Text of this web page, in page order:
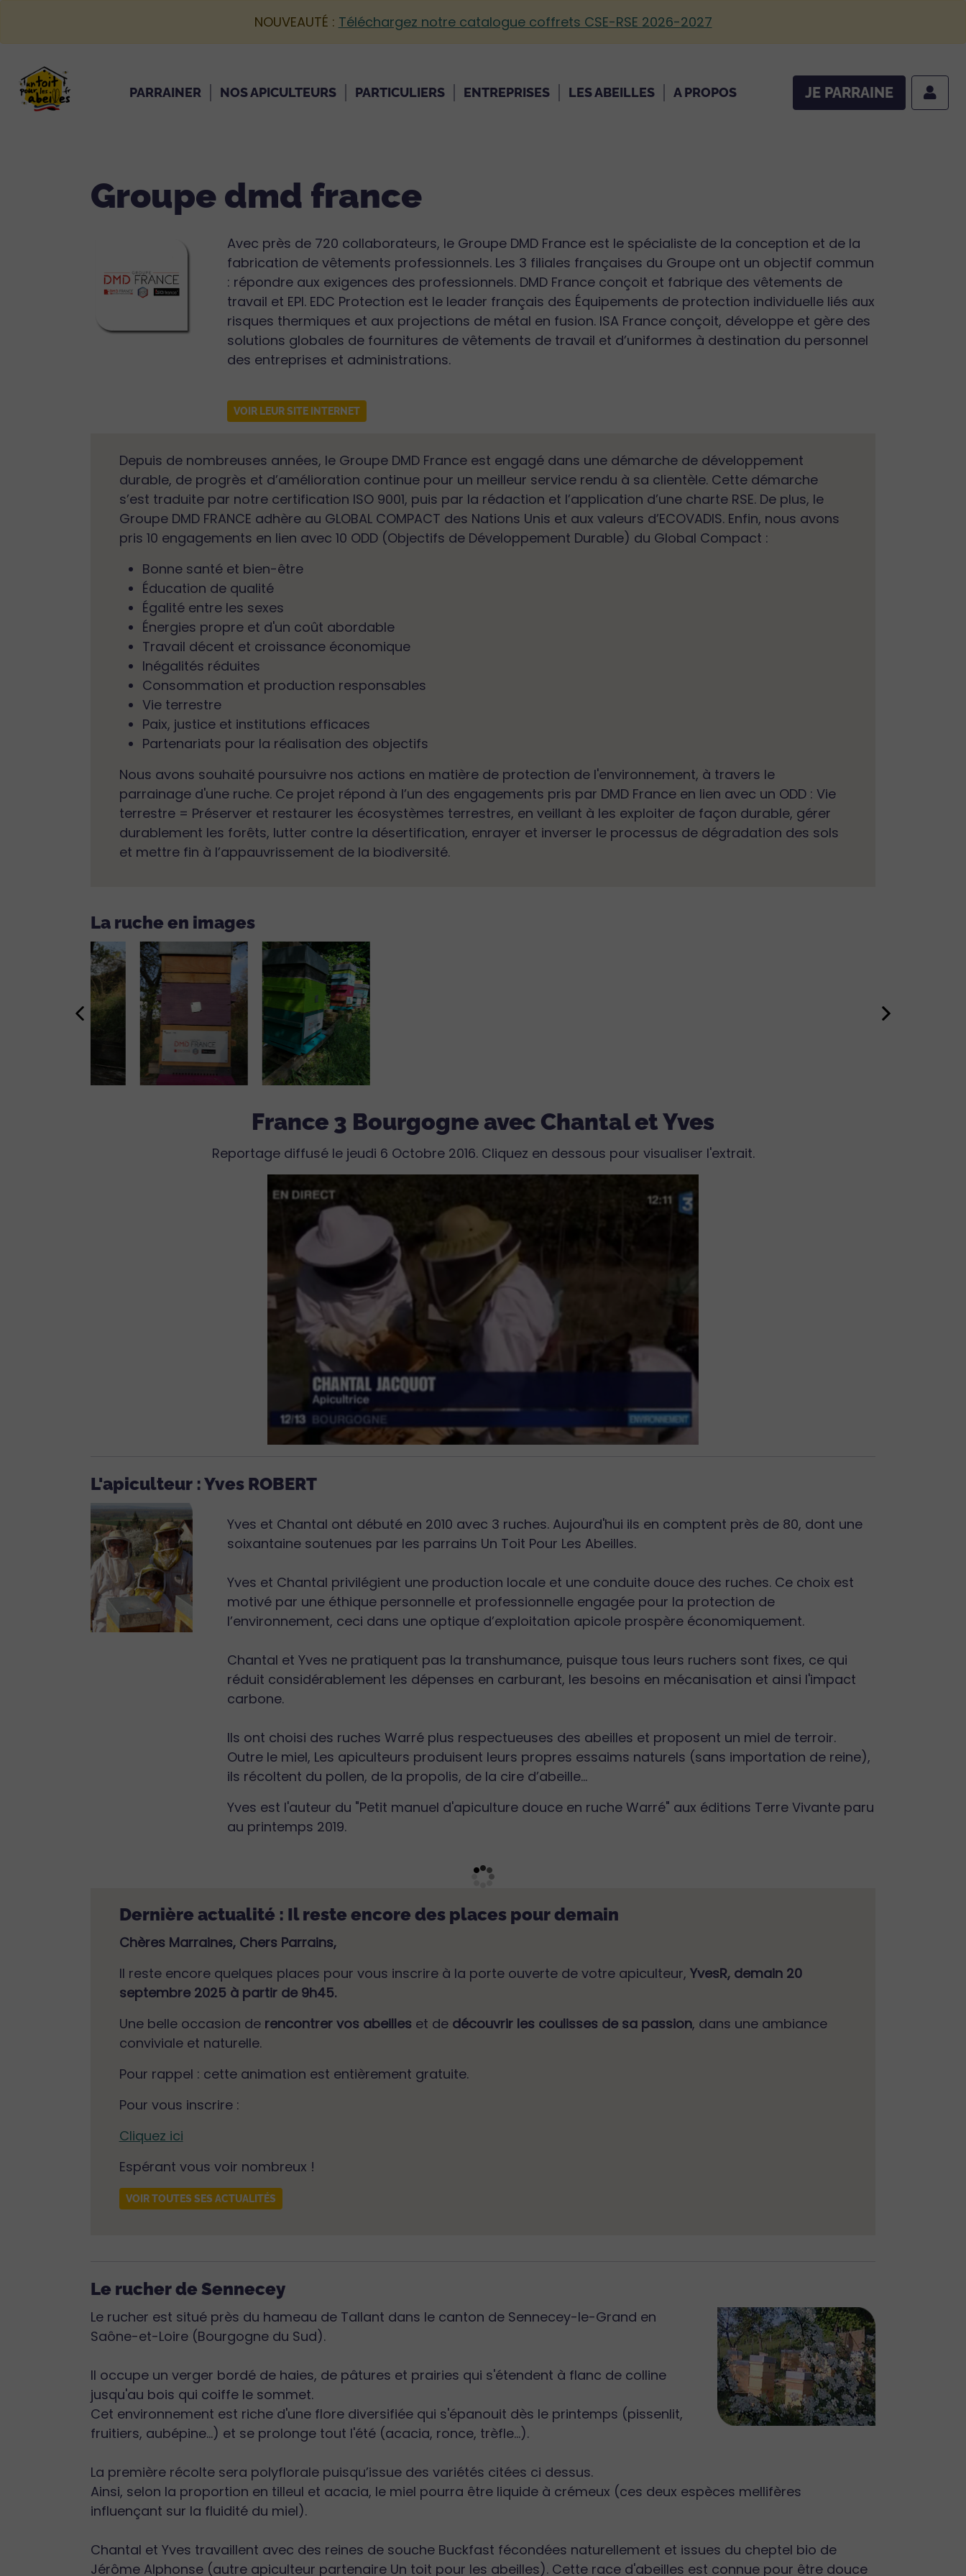
NOUVEAUTÉ : Téléchargez notre catalogue coffrets CSE-RSE 2026-2027
PARRAINER NOS APICULTEURS PARTICULIERS ENTREPRISES LES ABEILLES A PROPOS JE PARRAINE
Groupe dmd france
Avec près de 720 collaborateurs, le Groupe DMD France est le spécialiste de la conception et de la
fabrication de vêtements professionnels. Les 3 filiales françaises du Groupe ont un objectif commun
: répondre aux exigences des professionnels. DMD France conçoit et fabrique des vêtements de
travail et EPI. EDC Protection est le leader français des Équipements de protection individuelle liés aux
risques thermiques et aux projections de métal en fusion. ISA France conçoit, développe et gère des
solutions globales de fournitures de vêtements de travail et d’uniformes à destination du personnel
des entreprises et administrations.
VOIR LEUR SITE INTERNET
Depuis de nombreuses années, le Groupe DMD France est engagé dans une démarche de développement
durable, de progrès et d’amélioration continue pour un meilleur service rendu à sa clientèle. Cette démarche
s’est traduite par notre certification ISO 9001, puis par la rédaction et l’application d’une charte RSE. De plus, le
Groupe DMD FRANCE adhère au GLOBAL COMPACT des Nations Unis et aux valeurs d’ECOVADIS. Enfin, nous avons
pris 10 engagements en lien avec 10 ODD (Objectifs de Développement Durable) du Global Compact :
Bonne santé et bien-être
Éducation de qualité
Égalité entre les sexes
Énergies propre et d'un coût abordable
Travail décent et croissance économique
Inégalités réduites
Consommation et production responsables
Vie terrestre
Paix, justice et institutions efficaces
Partenariats pour la réalisation des objectifs
Nous avons souhaité poursuivre nos actions en matière de protection de l'environnement, à travers le
parrainage d'une ruche. Ce projet répond à l’un des engagements pris par DMD France en lien avec un ODD : Vie
terrestre = Préserver et restaurer les écosystèmes terrestres, en veillant à les exploiter de façon durable, gérer
durablement les forêts, lutter contre la désertification, enrayer et inverser le processus de dégradation des sols
et mettre fin à l’appauvrissement de la biodiversité.
La ruche en images
France 3 Bourgogne avec Chantal et Yves
Reportage diffusé le jeudi 6 Octobre 2016. Cliquez en dessous pour visualiser l'extrait.
L'apiculteur : Yves ROBERT
Yves et Chantal ont débuté en 2010 avec 3 ruches. Aujourd'hui ils en comptent près de 80, dont une
soixantaine soutenues par les parrains Un Toit Pour Les Abeilles.
Yves et Chantal privilégient une production locale et une conduite douce des ruches. Ce choix est
motivé par une éthique personnelle et professionnelle engagée pour la protection de
l’environnement, ceci dans une optique d’exploitation apicole prospère économiquement.
Chantal et Yves ne pratiquent pas la transhumance, puisque tous leurs ruchers sont fixes, ce qui
réduit considérablement les dépenses en carburant, les besoins en mécanisation et ainsi l'impact
carbone.
Ils ont choisi des ruches Warré plus respectueuses des abeilles et proposent un miel de terroir.
Outre le miel, Les apiculteurs produisent leurs propres essaims naturels (sans importation de reine),
ils récoltent du pollen, de la propolis, de la cire d’abeille...
Yves est l'auteur du "Petit manuel d'apiculture douce en ruche Warré" aux éditions Terre Vivante paru
au printemps 2019.
Dernière actualité : Il reste encore des places pour demain
Chères Marraines, Chers Parrains,
Il reste encore quelques places pour vous inscrire à la porte ouverte de votre apiculteur, YvesR, demain 20
septembre 2025 à partir de 9h45.
Une belle occasion de rencontrer vos abeilleset de découvrir les coulisses de sa passion, dans une ambiance
conviviale et naturelle.
Pour rappel : cette animation est entièrement gratuite.
Pour vous inscrire :
Cliquez ici
Espérant vous voir nombreux !
VOIR TOUTES SES ACTUALITÉS
Le rucher de Sennecey
Le rucher est situé près du hameau de Tallant dans le canton de Sennecey-le-Grand en
Saône-et-Loire (Bourgogne du Sud).
Il occupe un verger bordé de haies, de pâtures et prairies qui s'étendent à flanc de colline
jusqu'au bois qui coiffe le sommet.
Cet environnement est riche d'une flore diversifiée qui s'épanouit dès le printemps (pissenlit,
fruitiers, aubépine...) et se prolonge tout l'été (acacia, ronce, trèfle...).
La première récolte sera polyflorale puisqu’issue des variétés citées ci dessus.
Ainsi, selon la proportion en tilleul et acacia, le miel pourra être liquide à crémeux (ces deux espèces mellifères
influençant sur la fluidité du miel).
Chantal et Yves travaillent avec des reines de souche Buckfast fécondées naturellement et issues du cheptel bio de
Jérôme Alphonse (autre apiculteur partenaire Un toit pour les abeilles). Cette race d'abeilles est connue pour être douce